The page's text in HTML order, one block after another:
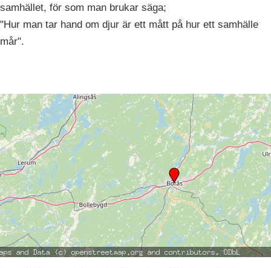
samhället, för som man brukar säga;
"Hur man tar hand om djur är ett mått på hur ett samhälle
mår".